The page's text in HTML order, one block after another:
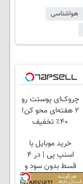
هواشناسی
چروک‌ای پوستت رو
۲ هفته‌ای محو کن!
۴۰٪ تخفیف
خرید موبایل با
اسنپ پی | در ۴
قسط بدون سود و
کارمزد!